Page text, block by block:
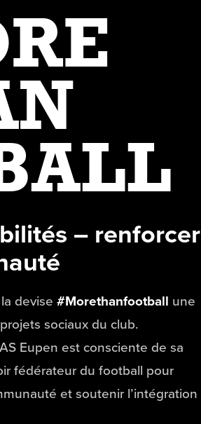
– renforcer
devise #Morethanfootball une
sociaux du club.
Eupen est consciente de sa
fédérateur du football pour
et soutenir l’intégration